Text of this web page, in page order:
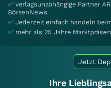
✅ verlagsunabhängige Partner
BörsenNews
✅ Jederzeit einfach handeln
✅ mehr als 25 Jahre
Jetzt
Ihre